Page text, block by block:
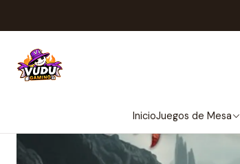
InicioJuegos de Mesa